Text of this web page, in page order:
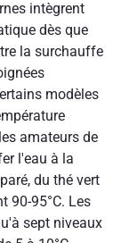
intègrent
dès que
la surchauffe
modèles
amateurs de
l'eau à la
du thé vert
90-95°C. Les
sept niveaux